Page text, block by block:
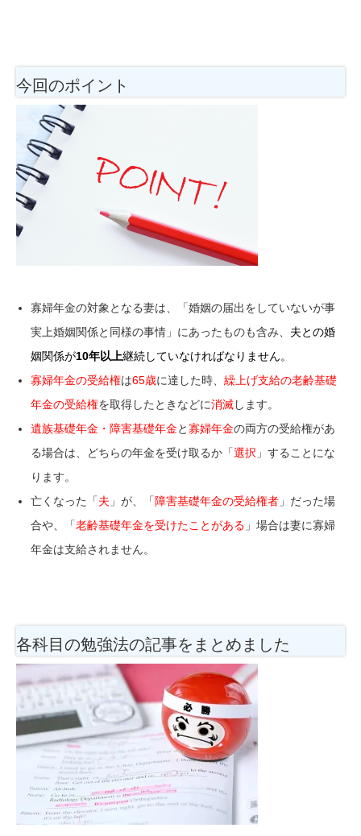
今回のポイント
寡婦年金の対象となる妻は、「婚姻の届出をしていないが事
実上婚姻関係と同様の事情」にあったものも含み、 夫との婚
姻関係が10年以上継続していなければなりません。
寡婦年金の受給権は65歳に達した時、繰上げ支給の老齢基礎
年金の受給権を取得したときなどに消滅します。
遺族基礎年金・障害基礎年金と寡婦年金の両方の受給権があ
る場合は、どちらの年金を受け取るか「選択 」することにな
ります。
亡くなった「夫 」が、「障害基礎年金の受給権者 」だった場
合や、「老齢基礎年金を受けたことがある 」場合は妻に寡婦
年金は支給されません。
各科目の勉強法の記事をまとめました